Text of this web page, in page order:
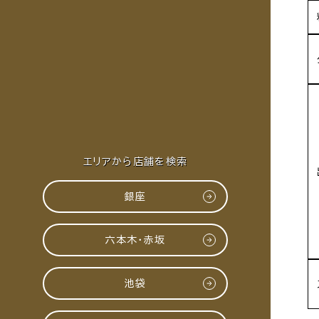
エリアから店舗を検索
銀座
六本木・赤坂
池袋